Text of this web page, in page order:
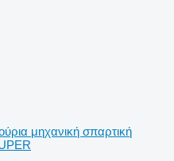
μηχανική σπαρτική